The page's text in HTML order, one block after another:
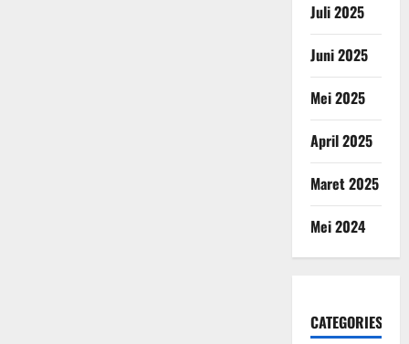
Juli 2025
Juni 2025
Mei 2025
April 2025
Maret 2025
Mei 2024
CATEGORIES